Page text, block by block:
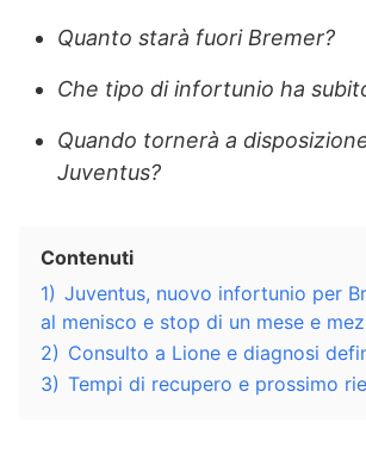
Quanto starà fuori Bremer?
Che tipo di infortunio ha
Quando tornerà a
Juventus?
Contenuti
1) Juventus, nuovo infortunio per
al menisco e stop di un mese e
2) Consulto a Lione e diagnosi
3) Tempi di recupero e prossimo